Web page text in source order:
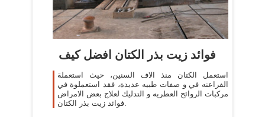
فوائد زيت بذر الكتان افضل كيف
استعمل الكتان منذ الاف السنين، حيث استعملة
الفراعنه في و صفات طبيه عديدة، فقد استعملوة في
مركبات الروائح العطريه و التدليك لعلاج بعض الامراض
فوائد زيت بذر الكتان.